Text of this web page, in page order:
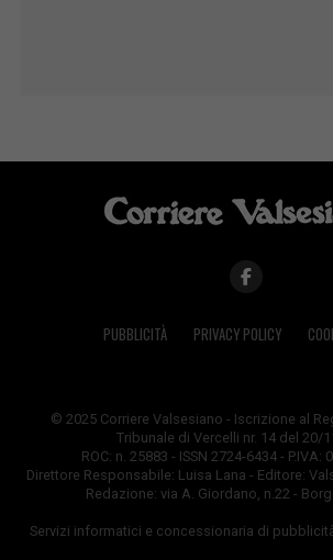
PUBBLICITÀ PRIVACY POLICY
© 2025 Corriere Valsesiano - Iscrizione al
Tribunale di Vercelli nr. 14 del 20/
ROC: n. 25883 - ISSN 2724-6434 - P.IVA:
Direttore Responsabile: Luisa Lana - Editore:
Redazione: via A. Giordano, n.22 -
Servizi informatici e concessionaria di